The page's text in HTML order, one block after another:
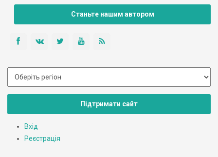
Станьте нашим автором
Підтримати сайт
Вхід
Реєстрація